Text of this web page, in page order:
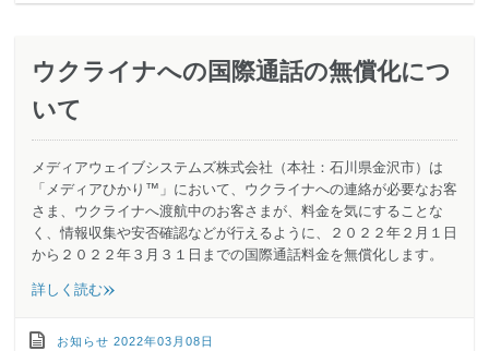
ウクライナへの国際通話の無償化につ
いて
メディアウェイブシステムズ株式会社（本社：石川県金沢市）は
「メディアひかり™」において、ウクライナへの連絡が必要なお客
さま、ウクライナへ渡航中のお客さまが、料金を気にすることな
く、情報収集や安否確認などが行えるように、２０２２年２月１日
から２０２２年３月３１日までの国際通話料金を無償化します。
詳しく読む»
お知らせ 2022年03月08日